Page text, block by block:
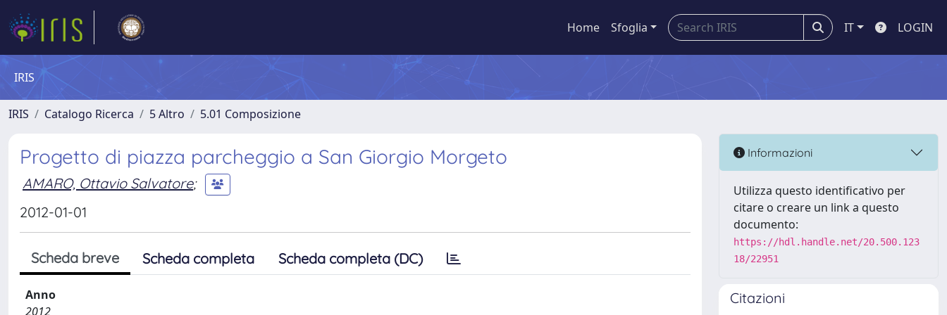
Home Sfoglia IT LOGIN
IRIS
IRIS Catalogo Ricerca 5 Altro 5.01 Composizione
Progetto di piazza parcheggio a San Giorgio Morgeto
AMARO, Ottavio Salvatore;
2012-01-01
Scheda breve Scheda completa Scheda completa (DC)
Anno
2012
Informazioni
Utilizza questo identificativo per
citare o creare un link a questo
documento:
https://hdl.handle.net/20.500.123
18/22951
Citazioni